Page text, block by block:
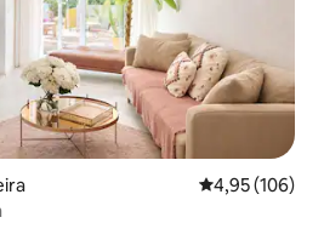
Évaluation
4,95 (106)